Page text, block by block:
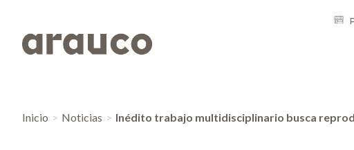
Inicio Noticias Inédito trabajo multidisciplinario busca